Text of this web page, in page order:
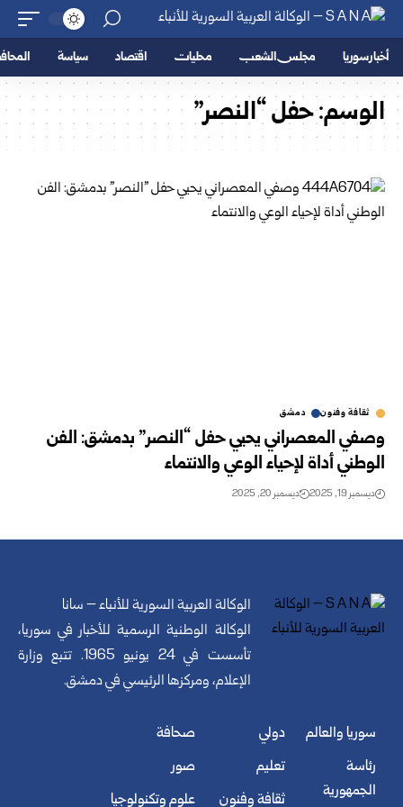
أخبار سوريا مجلس الشعب محليات اقتصاد سياسة
الوسم:حفل “النصر”
ثقافة وفنون دمشق
وصفي المعصراني يحيي حفل “النصر” بدمشق: الفن
الوطني أداة لإحياء الوعي والانتماء
ديسمبر 19, 2025 ديسمبر 20, 2025
الوكالة العربية السورية للأنباء – سانا
الوكالة الوطنية الرسمية للأخبار في سوريا،
تأسست في 24 يونيو 1965. تتبع وزارة
الإعلام، ومركزها الرئيسي في دمشق.
سوريا والعالم
رئاسة
الجمهورية
دولي
تعليم
ثقافة وفنون
صحافة
صور
علوم وتكنولوجيا